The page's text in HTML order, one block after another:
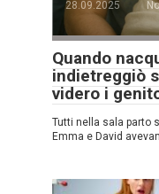
28.09.2025
Quando
indietreggiò
videro i
Tutti nella sala parto
Emma e David